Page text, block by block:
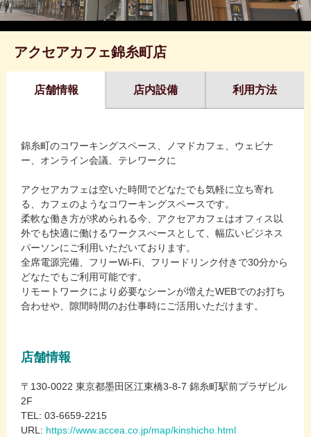
アクセアカフェ錦糸町店
店舗情報 店内設備 利用方法
錦糸町のコワーキングスペース、ノマドカフェ、ウェビナ
ー、オンライン会議、テレワークに
アクセアカフェは空いた時間でどなたでも気軽に立ち寄れ
る、カフェのようなコワーキングスペースです。
柔軟な働き方が求められる今、アクセアカフェはオフィス以
外でも快適に働けるワークスぺースとして、幅広いビジネス
パーソンにご利用いただいております。
全席電源完備、フリーWi-Fi、フリードリンク付きで30分から
どなたでもご利用可能です。
リモートワークにより必要なシーンが増えたWEBでのお打ち
合わせや、隙間時間のお仕事時にご活用いただけます。
店舗情報
〒130-0022 東京都墨田区江東橋3-8-7 錦糸町駅前プラザビル
2F
TEL: 03-6659-2215
URL: https://www.accea.co.jp/map/kinshicho.html